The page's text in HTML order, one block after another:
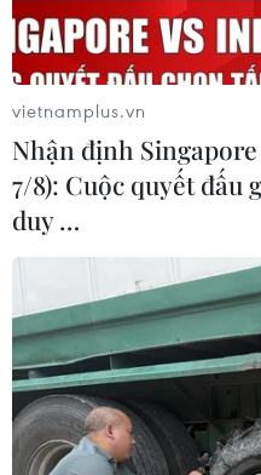
vietnamplus.vn
Nhận định
7/8): Cuộc quyết đấu
duy …